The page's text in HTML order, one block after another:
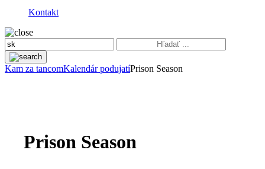
Kontakt
Kam za tancomKalendár podujatíPrison Season
Prison Season